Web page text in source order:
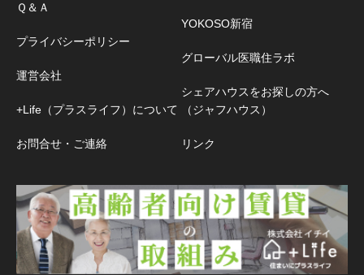
Ｑ＆Ａ
プライバシーポリシー
運営会社
+Life（プラスライフ）について
お問合せ・ご連絡
YOKOSO新宿
グローバル医職住ラボ
シェアハウスをお探しの方へ
（ジャフハウス）
リンク